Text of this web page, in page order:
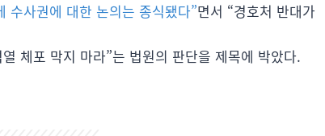
수사권에 대한 논의는 종식됐다”면서 “경호처 반대가
체포 막지 마라”는 법원의 판단을 제목에 박았다.